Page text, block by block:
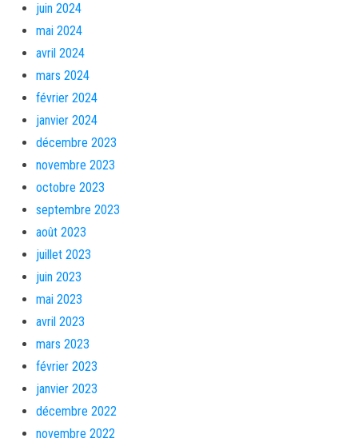
juin 2024
mai 2024
avril 2024
mars 2024
février 2024
janvier 2024
décembre 2023
novembre 2023
octobre 2023
septembre 2023
août 2023
juillet 2023
juin 2023
mai 2023
avril 2023
mars 2023
février 2023
janvier 2023
décembre 2022
novembre 2022